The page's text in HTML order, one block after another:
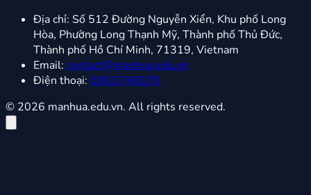
Địa chỉ: Số 512 Đường Nguyễn Xiển, Khu phố Long
Hòa, Phường Long Thạnh Mỹ, Thành phố Thủ Đức,
Thành phố Hồ Chí Minh, 71319, Vietnam
Email: contact@manhua.edu.vn
Điện thoại: 0903798378
© 2026 manhua.edu.vn. All rights reserved.